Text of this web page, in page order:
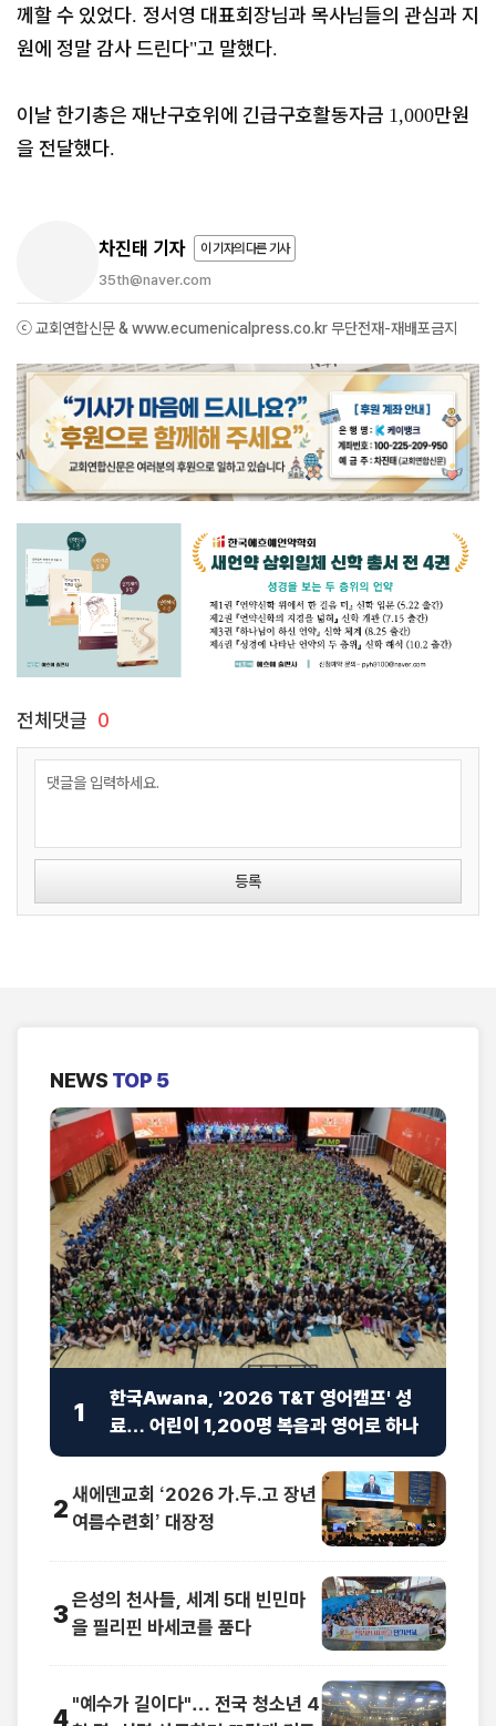
께할 수 있었다. 정서영 대표회장님과 목사님들의 관심과 지
원에 정말 감사 드린다"고 말했다.
이날 한기총은 재난구호위에 긴급구호활동자금 1,000만원
을 전달했다.
차진태 기자 이 기자의 다른 기사
35th@naver.com
ⓒ 교회연합신문 & www.ecumenicalpress.co.kr 무단전재-재배포금지
전체댓글 0
등록
NEWS TOP 5
1
한국Awana, '2026 T&T 영어캠프' 성
료… 어린이 1,200명 복음과 영어로 하나
2 새에덴교회 ‘2026 가.두.고 장년
여름수련회’ 대장정
3 은성의 천사들, 세계 5대 빈민마
을 필리핀 바세코를 품다
4 "예수가 길이다"… 전국 청소년 4